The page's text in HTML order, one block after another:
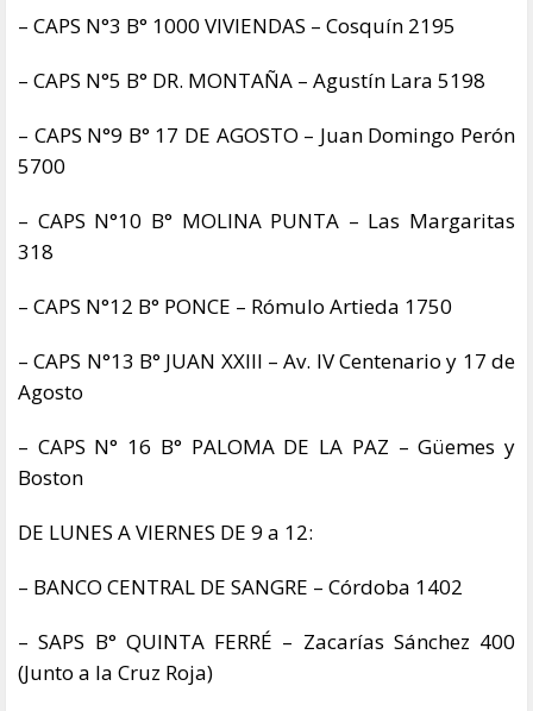
– CAPS N°3 B° 1000 VIVIENDAS – Cosquín 2195
– CAPS N°5 B° DR. MONTAÑA – Agustín Lara 5198
– CAPS N°9 B° 17 DE AGOSTO – Juan Domingo Perón
5700
– CAPS N°10 B° MOLINA PUNTA – Las Margaritas
318
– CAPS N°12 B° PONCE – Rómulo Artieda 1750
– CAPS N°13 B° JUAN XXIII – Av. IV Centenario y 17 de
Agosto
– CAPS N° 16 B° PALOMA DE LA PAZ – Güemes y
Boston
DE LUNES A VIERNES DE 9 a 12:
– BANCO CENTRAL DE SANGRE – Córdoba 1402
– SAPS B° QUINTA FERRÉ – Zacarías Sánchez 400
(Junto a la Cruz Roja)